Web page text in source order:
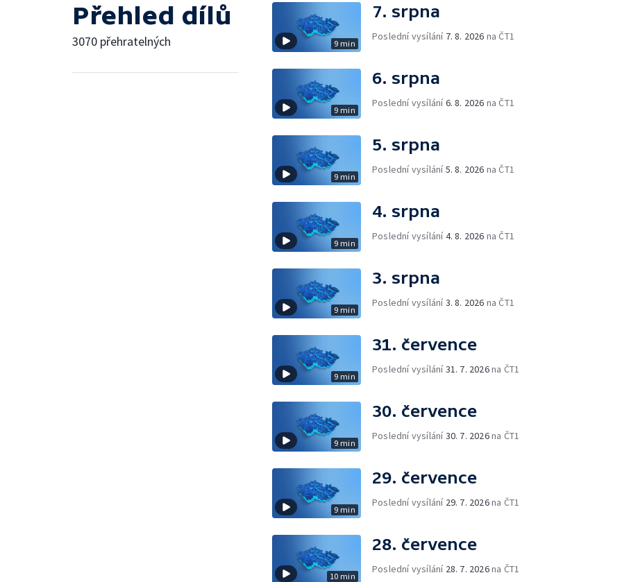
Přehled dílů
3070 přehratelných 9 min
7. srpna
Poslední vysílání 7. 8. 2026 na ČT1
9 min
6. srpna
Poslední vysílání6. 8. 2026 na ČT1
9 min
5. srpna
Poslední vysílání5. 8. 2026 na ČT1
9 min
4. srpna
Poslední vysílání4. 8. 2026 na ČT1
9 min
3. srpna
Poslední vysílání3. 8. 2026 na ČT1
9 min
31. července
Poslední vysílání31. 7. 2026na ČT1
9 min
30. července
Poslední vysílání30. 7. 2026na ČT1
9 min
29. července
Poslední vysílání 29. 7. 2026na ČT1
10 min
28. července
Poslední vysílání 28. 7. 2026na ČT1